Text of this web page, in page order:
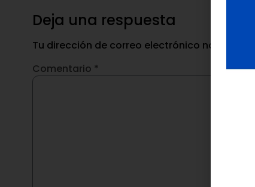
Deja una respuesta
Tu dirección de correo electrónico no será
Comentario *